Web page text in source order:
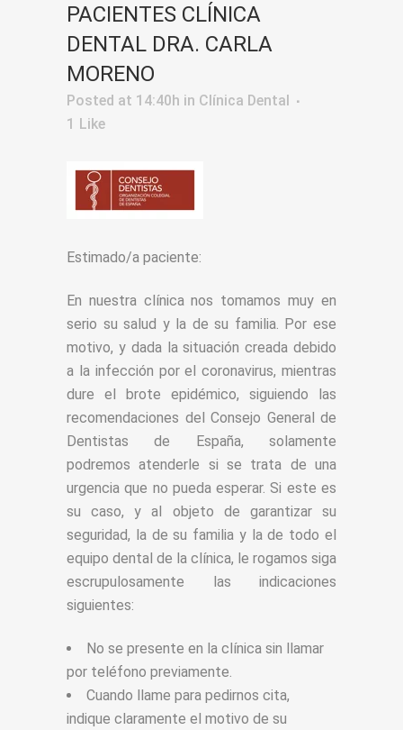
PACIENTES CLÍNICA
DENTAL DRA. CARLA
MORENO
Posted at 14:40h in Clínica Dental
1 Like
Estimado/a paciente:
En nuestra clínica nos tomamos muy en
serio su salud y la de su familia. Por ese
motivo, y dada la situación creada debido
a la infección por el coronavirus, mientras
dure el brote epidémico, siguiendo las
recomendaciones del Consejo General de
Dentistas de España, solamente
podremos atenderle si se trata de una
urgencia que no pueda esperar. Si este es
su caso, y al objeto de garantizar su
seguridad, la de su familia y la de todo el
equipo dental de la clínica, le rogamos siga
escrupulosamente las indicaciones
siguientes:
No se presente en la clínica sin llamar
por teléfono previamente.
Cuando llame para pedirnos cita,
indique claramente el motivo de su